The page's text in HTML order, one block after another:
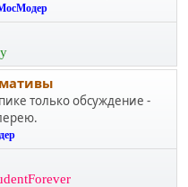
только обсуждение -